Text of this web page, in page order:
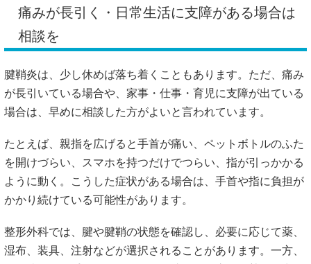
痛みが長引く・日常生活に支障がある場合は
相談を
腱鞘炎は、少し休めば落ち着くこともあります。ただ、痛み
が長引いている場合や、家事・仕事・育児に支障が出ている
場合は、早めに相談した方がよいと言われています。
たとえば、親指を広げると手首が痛い、ペットボトルのふた
を開けづらい、スマホを持つだけでつらい、指が引っかかる
ように動く。こうした症状がある場合は、手首や指に負担が
かかり続けている可能性があります。
整形外科では、腱や腱鞘の状態を確認し、必要に応じて薬、
湿布、装具、注射などが選択されることがあります。一方、